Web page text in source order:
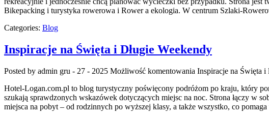
Bikepacking i turystyka rowerowa i Rower a ekologia. W centrum Szlaki-
Categories: Blog
Inspiracje na Święta i Długie Weekendy
Posted by admin gru - 27 - 2025 Możliwość komentowania Inspiracje na Święta i
Hotel-Logan.com.pl to blog turystyczny poświęcony podróżom po kraju, który
szukają sprawdzonych wskazówek dotyczących miejsc na noc. Strona łączy w
miejsca na pobyt – od rodzinnych po wyższej klasy, a także wszystko, co